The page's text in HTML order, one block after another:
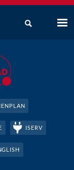
ISERV